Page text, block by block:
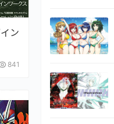
ン
841